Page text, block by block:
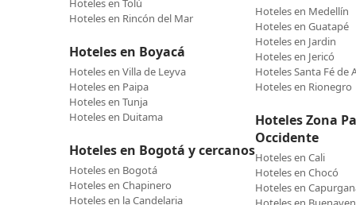
Hoteles en Tolú
Hoteles en Rincón del Mar
Hoteles en Boyacá
Hoteles en Villa de Leyva
Hoteles en Paipa
Hoteles en Tunja
Hoteles en Duitama
Hoteles en Bogotá y cercanos
Hoteles en Bogotá
Hoteles en Chapinero
Hoteles en la Candelaria
Hoteles en Medellín
Hoteles en Guatapé
Hoteles en Jardin
Hoteles en Jericó
Hoteles Santa Fé de
Hoteles en Rionegro
Hoteles Zona
Occidente
Hoteles en Cali
Hoteles en Chocó
Hoteles en